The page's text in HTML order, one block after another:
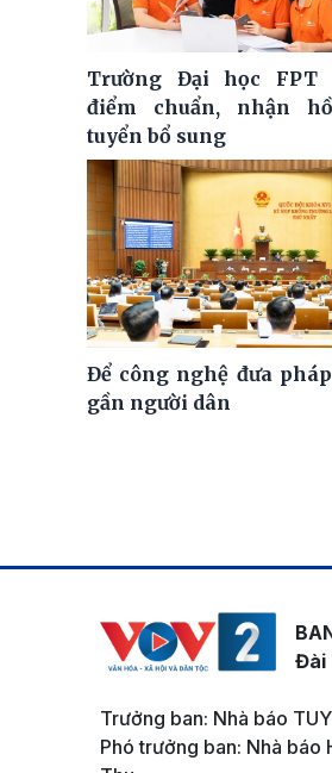
Trường Đại học FPT
điểm chuẩn, nhận
tuyển bổ sung
Để công nghệ đưa
gần người dân
Đài
Trưởng ban: Nhà báo
Phó trưởng ban: Nhà báo